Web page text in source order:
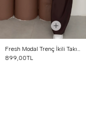
Fresh Modal Trenç İkili Takım Kahverengi
899,00TL